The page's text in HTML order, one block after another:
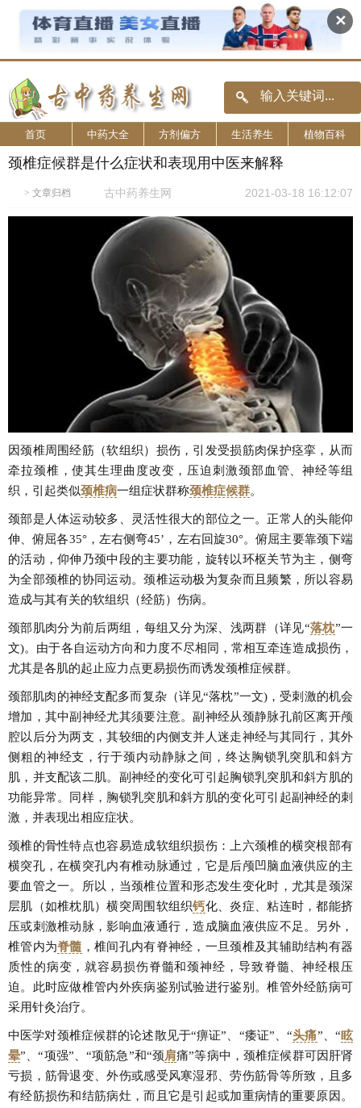
✕
首页 中药大全 方剂偏方 生活养生 植物百科
颈椎症候群是什么症状和表现用中医来解释
> 文章归档 古中药养生网 2021-03-18 16:12:07
因颈椎周围经筋（软组织）损伤，引发受损筋肉保护痉挛，从而
牵拉颈椎，使其生理曲度改变，压迫刺激颈部血管、神经等组
织，引起类似颈椎病一组症状群称颈椎症候群。
颈部是人体运动较多、灵活性很大的部位之一。正常人的头能仰
伸、俯屈各35°，左右侧弯45’，左右回旋30°。俯屈主要靠颈下端
的活动，仰伸乃颈中段的主要功能，旋转以环枢关节为主，侧弯
为全部颈椎的协同运动。颈椎运动极为复杂而且频繁，所以容易
造成与其有关的软组织（经筋）伤病。
颈部肌肉分为前后两组，每组又分为深、浅两群（详见“落枕”一
文)。由于各自运动方向和力度不尽相同，常相互牵连造成损伤，
尤其是各肌的起止应力点更易损伤而诱发颈椎症候群。
颈部肌肉的神经支配多而复杂（详见“落枕”一文)，受刺激的机会
增加，其中副神经尤其须要注意。副神经从颈静脉孔前区离开颅
腔以后分为两支，其较细的内侧支并人迷走神经与其同行，其外
侧粗的神经支，行于颈内动静脉之间，终达胸锁乳突肌和斜方
肌，并支配该二肌。副神经的变化可引起胸锁乳突肌和斜方肌的
功能异常。同样，胸锁乳突肌和斜方肌的变化可引起副神经的刺
激，并表现出相应症状。
颈椎的骨性特点也容易造成软组织损伤：上六颈椎的横突根部有
横突孔，在横突孔内有椎动脉通过，它是后颅凹脑血液供应的主
要血管之一。所以，当颈椎位置和形态发生变化时，尤其是颈深
层肌（如椎枕肌）横突周围软组织钙化、炎症、粘连时，都能挤
压或刺激椎动脉，影响血液通行，造成脑血液供应不足。另外，
椎管内为脊髓 ，椎间孔内有脊神经，一旦颈椎及其辅助结构有器
质性的病变，就容易损伤脊髓和颈神经，导致脊髓、神经根压
迫。此时应做椎管内外疾病鉴别试验进行鉴别。椎管外经筋病可
采用针灸治疗。
中医学对颈椎症候群的论述散见于“痹证”、“痿证”、“头痛”、“眩
晕”、“项强”、“项筋急”和“颈肩痛”等病中，颈椎症候群可因肝肾
亏损，筋骨退变、外伤或感受风寒湿邪、劳伤筋骨等所致，且多
有经筋损伤和结筋病灶，而且它是引起或加重病情的重要原因。